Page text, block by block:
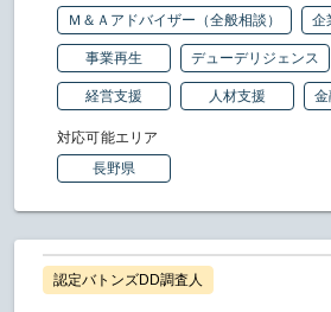
Ｍ＆Ａアドバイザー（全般相談）
企
事業再生 デューデリジェンス
経営支援 人材支援
対応可能エリア
長野県
認定バトンズDD調査人